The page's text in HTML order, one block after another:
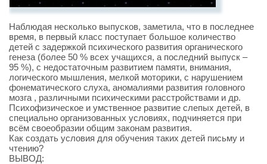
Наблюдая несколько выпусков, заметила, что в последнее
время, в первый класс поступает большое количество
детей с задержкой психического развития органического
генеза (более 50 % всех учащихся, а последний выпуск –
95 %), с недостаточным развитием памяти, внимания,
логического мышления, мелкой моторики, с нарушением
фонематического слуха, аномалиями развития головного
мозга , различными психическими расстройствами и др.
Психофизическое и умственное развитие слепых детей, в
специально организованных условиях, подчиняется при
всём своеобразии общим законам развития.
Как создать условия для обучения таких детей письму и
чтению?
ВЫВОД: